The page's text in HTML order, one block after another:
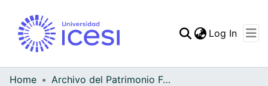
Log In
Home
Archivo del Patrimonio Fotográfico y Fílmico del Valle del Cauca